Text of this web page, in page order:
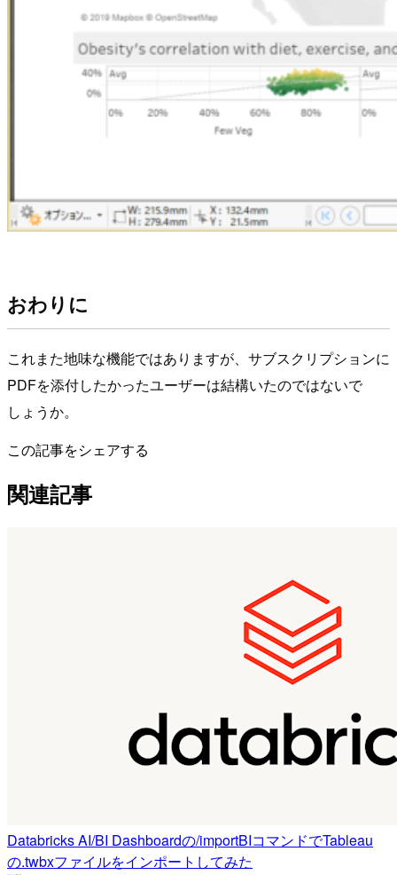
おわりに
これまた地味な機能ではありますが、サブスクリプションに
PDFを添付したかったユーザーは結構いたのではないで
しょうか。
この記事をシェアする
関連記事
Databricks AI/BI Dashboardの/importBIコマンドでTableau
の.twbxファイルをインポートしてみた